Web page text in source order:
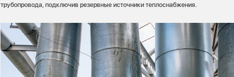
трубопровода, подключив резервные источники теплоснабжения.